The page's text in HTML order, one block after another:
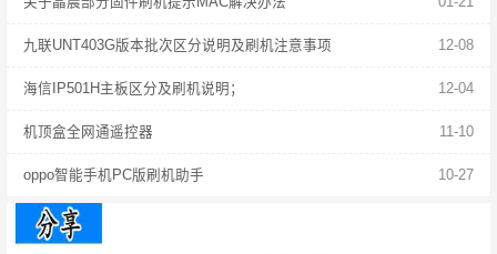
12-08
九联UNT403G版本批次区分说明及刷机注意事项
12-04
海信IP501H主板区分及刷机说明；
11-10
机顶盒全网通遥控器
10-27
oppo智能手机PC版刷机助手